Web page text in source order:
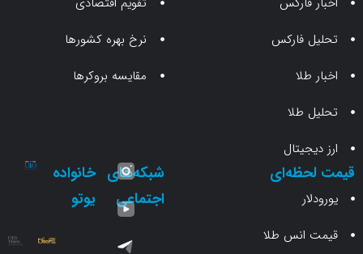
فارکس
نرخ بهره کشورها
مقایسه بروکرها
انس طلا
شبکه‌های خانواده
یوتو